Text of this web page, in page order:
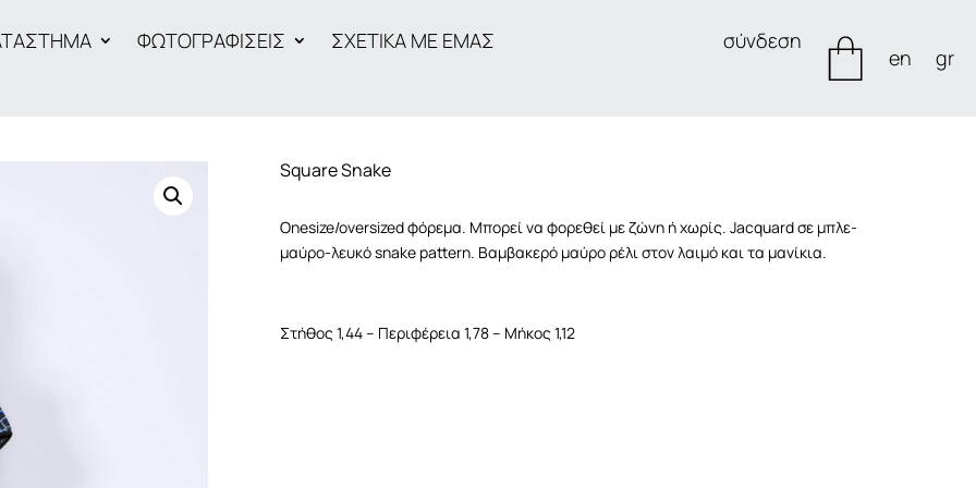
ΦΩΤΟΓΡΑΦΙΣΕΙΣ ΣΧΕΤΙΚΑ ΜΕ ΕΜΑΣ σύνδεση
en gr
Square Snake
Onesize/oversized φόρεμα. Μπορεί να φορεθεί με ζώνη ή χωρίς. Jacquard σε μπλε-
μαύρο-λευκό snake pattern. Βαμβακερό μαύρο ρέλι στον λαιμό και τα μανίκια.
Στήθος 1,44 – Περιφέρεια 1,78 – Μήκος 1,12